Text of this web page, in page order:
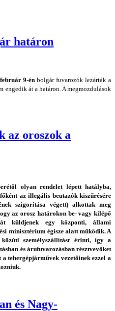
határon
9-én bolgár fuvarozók lezárták a
engedik át a határon. A megmozdulások
az oroszok a
olyan rendelet lépett hatályba,
az illegális beutazók kiszűrésére
szigorítása végett) alkottak meg
az orosz határokon be- vagy kilépő
küldjenek egy központi, állami
minisztérium égisze alatt működik. A
személyszállítást érinti, így a
és árufuvarozásban résztvevőket
tehergépjárművek vezetőinek ezzel a
és Nagy-